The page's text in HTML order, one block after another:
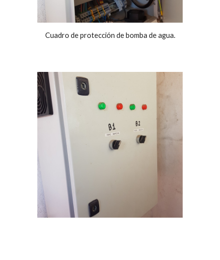
Cuadro de protección de bomba de agua.